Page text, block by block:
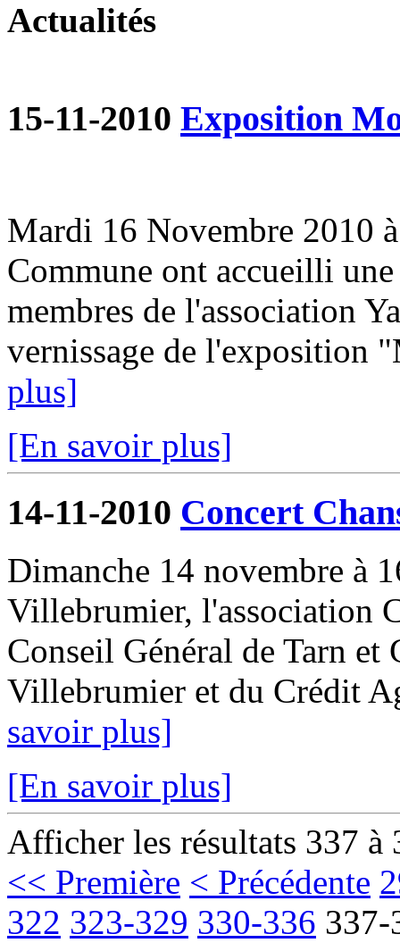
Actualités
15-11-2010 Exposition
Mardi 16 Novembre 2010
Commune ont accueilli
membres de l'association
vernissage de l'exposition
plus]
[En savoir plus]
14-11-2010 Concert
Dimanche 14 novembre à
Villebrumier, l'association
Conseil Général de Tarn et
Villebrumier et du Crédit
savoir plus]
[En savoir plus]
Afficher les résultats 337 à
<< Première < Précédente
322 323-329 330-336 337-